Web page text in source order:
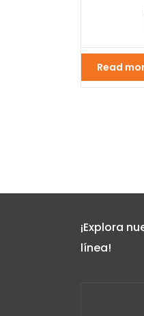
Read
¡Explora
línea!